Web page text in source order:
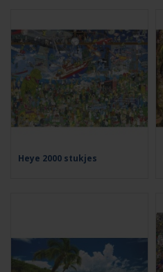
Heye 2000 stukjes